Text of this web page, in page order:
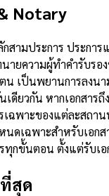
Notary
สามประการ ประ
ยความผู้ทำคำรับร
เป็นพยานการลงน
ยวกัน หากเอกสาร
รเฉพาะของแต่ละ
เฉพาะสำหรับเอก
กขั้นตอน ตั้งแต่รับเอ
สุด